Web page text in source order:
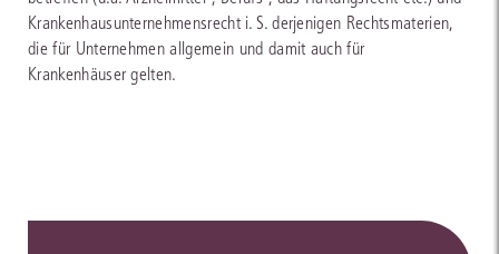
Krankenhausunternehmensrecht i. S. derjenigen Rechtsmaterien,
die für Unternehmen allgemein und damit auch für
Krankenhäuser gelten.